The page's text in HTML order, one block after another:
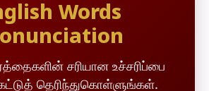
Words
சரியான உச்சரிப்பை
தெரிந்துகொள்ளுங்கள்.